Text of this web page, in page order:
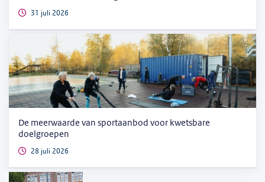
31 juli 2026
De meerwaarde van sportaanbod voor kwetsbare
doelgroepen
28 juli 2026